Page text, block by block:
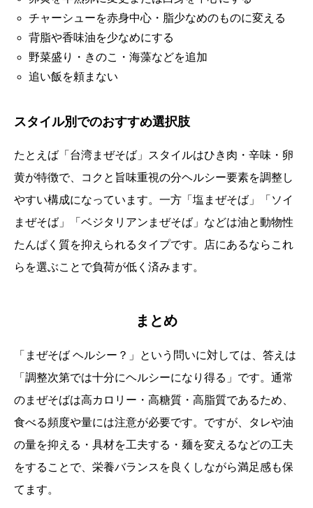
チャーシューを赤身中心・脂少なめのものに変える
背脂や香味油を少なめにする
野菜盛り・きのこ・海藻などを追加
追い飯を頼まない
スタイル別でのおすすめ選択肢
たとえば「台湾まぜそば」スタイルはひき肉・辛味・卵
黄が特徴で、コクと旨味重視の分ヘルシー要素を調整し
やすい構成になっています。一方「塩まぜそば」「ソイ
まぜそば」「ベジタリアンまぜそば」などは油と動物性
たんぱく質を抑えられるタイプです。店にあるならこれ
らを選ぶことで負荷が低く済みます。
まとめ
「まぜそば ヘルシー？」という問いに対しては、答えは
「調整次第では十分にヘルシーになり得る」です。通常
のまぜそばは高カロリー・高糖質・高脂質であるため、
食べる頻度や量には注意が必要です。ですが、タレや油
の量を抑える・具材を工夫する・麺を変えるなどの工夫
をすることで、栄養バランスを良くしながら満足感も保
てます。